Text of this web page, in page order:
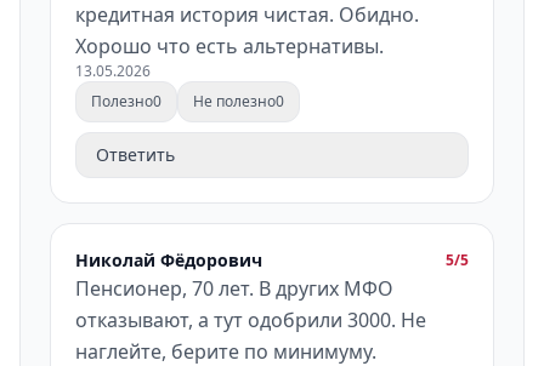
кредитная история чистая. Обидно.
Хорошо что есть альтернативы.
13.05.2026
Полезно0 Не полезно0
Ответить
Николай Фёдорович 5/5
Пенсионер, 70 лет. В других МФО
отказывают, а тут одобрили 3000. Не
наглейте, берите по минимуму.